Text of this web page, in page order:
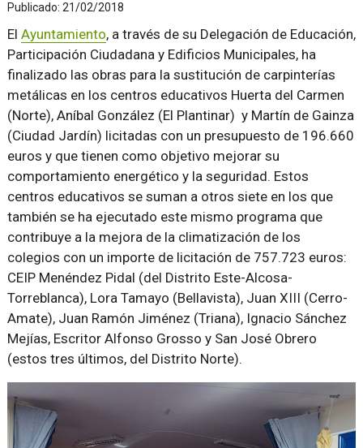
Publicado: 21/02/2018
El Ayuntamiento, a través de su Delegación de Educación,
Participación Ciudadana y Edificios Municipales, ha
finalizado las obras para la sustitución de carpinterías
metálicas en los centros educativos Huerta del Carmen
(Norte), Aníbal González (El Plantinar) y Martín de Gainza
(Ciudad Jardín) licitadas con un presupuesto de 196.660
euros y que tienen como objetivo mejorar su
comportamiento energético y la seguridad. Estos
centros educativos se suman a otros siete en los que
también se ha ejecutado este mismo programa que
contribuye a la mejora de la climatización de los
colegios con un importe de licitación de 757.723 euros:
CEIP Menéndez Pidal (del Distrito Este-Alcosa-
Torreblanca), Lora Tamayo (Bellavista), Juan XIII (Cerro-
Amate), Juan Ramón Jiménez (Triana), Ignacio Sánchez
Mejías, Escritor Alfonso Grosso y San José Obrero
(estos tres últimos, del Distrito Norte).